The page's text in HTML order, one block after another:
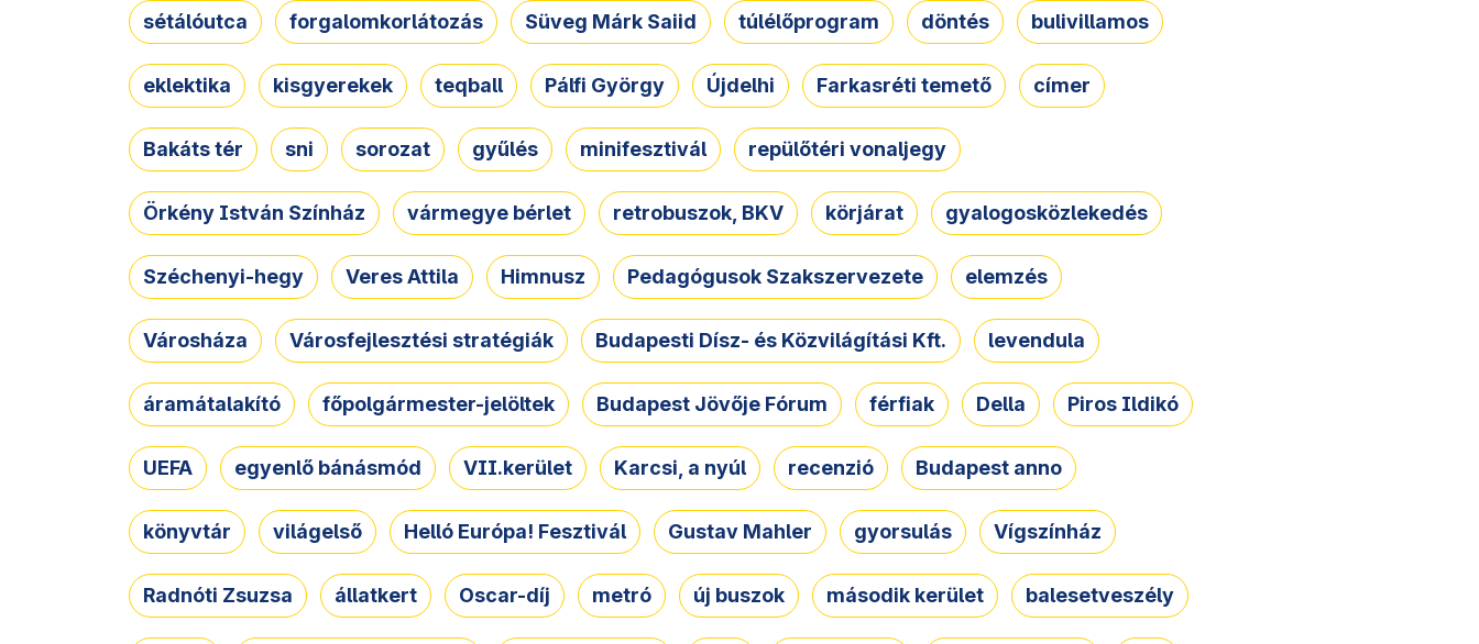
sétálóutca forgalomkorlátozás Süveg Márk Saiid túlélőprogram döntés bulivillamos
eklektika kisgyerekek teqball Pálfi György Újdelhi Farkasréti temető címer
Bakáts tér sni sorozat gyűlés minifesztivál repülőtéri vonaljegy
Örkény István Színház vármegye bérlet retrobuszok, BKV körjárat gyalogosközlekedés
Széchenyi-hegy Veres Attila Himnusz Pedagógusok Szakszervezete elemzés
Városháza Városfejlesztési stratégiák Budapesti Dísz- és Közvilágítási Kft. levendula
áramátalakító főpolgármester-jelöltek Budapest Jövője Fórum férfiak Della Piros Ildikó
UEFA egyenlő bánásmód VII.kerület Karcsi, a nyúl recenzió Budapest anno
könyvtár világelső Helló Európa! Fesztivál Gustav Mahler gyorsulás Vígszínház
Radnóti Zsuzsa állatkert Oscar-díj metró új buszok második kerület balesetveszély